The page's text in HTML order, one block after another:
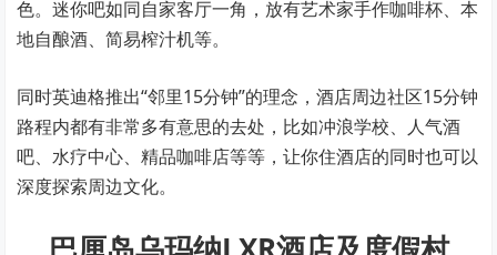
色。迷你吧如同自家客厅一角，放有艺术家手作咖啡杯、本
地自酿酒、简易榨汁机等。
同时英迪格推出“邻里15分钟”的理念，酒店周边社区15分钟
路程内都有非常多有意思的去处，比如冲浪学校、人气酒
吧、水疗中心、精品咖啡店等等，让你住酒店的同时也可以
深度探索周边文化。